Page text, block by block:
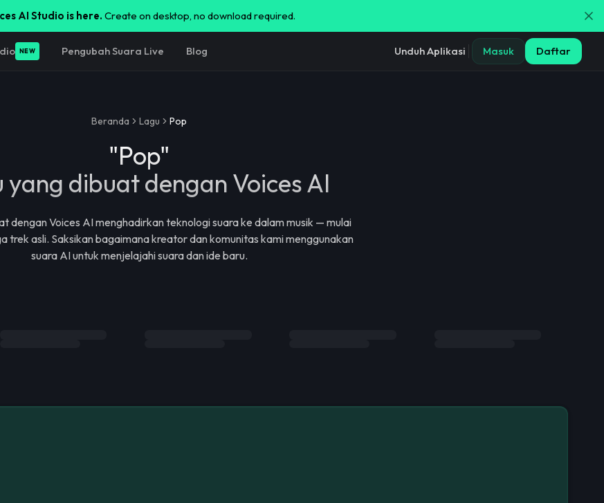
AI Studio is here. Create on desktop, no download required.
NEW Pengubah Suara Live Blog Unduh Aplikasi Masuk Daftar
Beranda Lagu Pop
"Pop"
yang dibuat dengan Voices AI
dengan Voices AI menghadirkan teknologi suara ke dalam musik — mulai
trek asli. Saksikan bagaimana kreator dan komunitas kami menggunakan
suara AI untuk menjelajahi suara dan ide baru.